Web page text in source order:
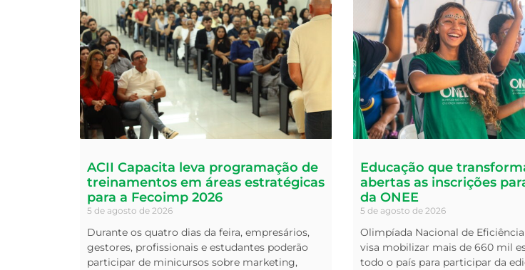
ACII Capacita leva programação de
treinamentos em áreas estratégicas
para a Fecoimp 2026
5 de agosto de 2026
Durante os quatro dias da feira, empresários,
gestores, profissionais e estudantes poderão
participar de minicursos sobre marketing,
Educação que
abertas as inscrições
da ONEE
5 de agosto de 2026
Olimpíada Nacional de
visa mobilizar mais de 660 mil
todo o país para participar da